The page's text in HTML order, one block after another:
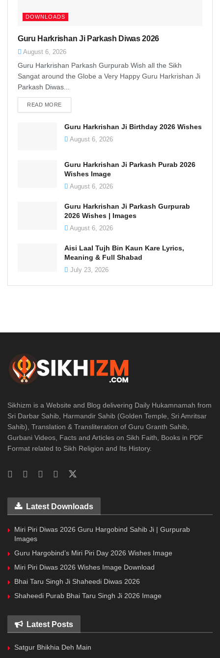
DOWNLOADS
Guru Harkrishan Ji Parkash Diwas 2026
August 6, 2026
Guru Harkrishan Parkash Gurpurab Wish all the Sikh
Sangat around the Globe a Very Happy Guru Harkrishan Ji
Parkash Diwas...
READ MORE
Guru Harkrishan Ji Birthday 2026 Wishes
August 6, 2026
Guru Harkrishan Ji Parkash Purab 2026
Wishes Image
August 6, 2026
Guru Harkrishan Ji Parkash Gurpurab
2026 Wishes | Images
August 6, 2026
Aisi Laal Tujh Bin Kaun Kare Lyrics,
Meaning & Full Shabad
July 23, 2026
Sikhizm is a Website and Blog delivering Daily Hukamnamah from
Sri Darbar Sahib, Harmandir Sahib (Golden Temple, Sri Amritsar
Sahib), Translation & Transliteration of Guru Granth Sahib,
Gurbani Videos, Facts and Articles on Sikh Faith, Books in PDF
Format related to Sikh Religion and Its History.
Latest Downloads
Miri Piri Diwas 2026 Guru Hargobind Sahib Ji | Gurpurab
Images
Guru Hargobind’s Miri Piri Day 2026 Wishes Image
Miri Piri Diwas 2026 Wishes Image Download
Bhai Taru Singh Ji Shaheedi Diwas 2026
Shaheedi Purab Bhai Taru Singh Ji 2026 Image
Latest Posts
Satgur Bhikhia Deh Main